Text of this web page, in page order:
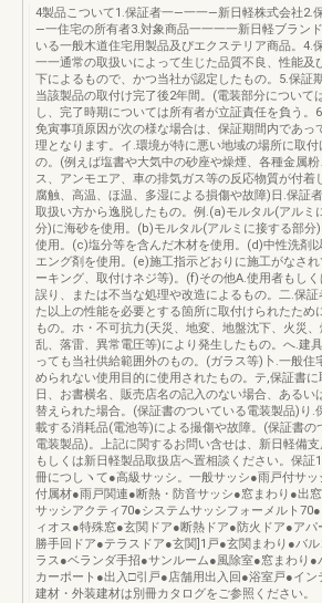
4製品こついて1.保証者一―一一―新日軽株式会社2.
―一住宅の所有者3.対象商品一一一一新日軽ブラン
いる一般木道住宅用製品及ぴエクステリア商品。4.
一一通常の取扱いによって生じた品質不良、性能及
下によるもので、かつ当社が認定したもの。5.保証
当該製品の取付け完了後2年間。(電装部分について
し、完了時期については所有者が立証責任を負う。
免寅事項原因が次の様な場合は、保証期間内であっ
理となります。イ.環境が特に悪い地域の場所に取付
の。(例えば塩書や大気中の砂座や燥煙、各種金属
ス、アンモエア、車の排気ガス等の反応物質が付着
腐触、高温、ほ温、多湿による損傷や故障)日.保証
取扱い方から逸脱したもの。例.(a)モルタル(アルミ
分)に海砂を使用。(b)モルタル(アルミに接する部分
使用。(c)塩分等を含んだ木材を使用。(d)中性洗剤
エング剤を使用。(e)施工指示どおりに施工がなされ
ーキング、取付けネジ等)。(f)その他A.使用者もし
誤り、または不当な処理や改造によるもの。二.保証
た以上の性能を必要とする箇所に取付けられたため
もの。ホ・不可抗力(天災、地変、地盤沈下、火災
乱、落雷、異常電圧等)により発生したもの。へ.建
っても当社供給範囲外のもの。(ガラス等)卜.一般住
められない使用目的に使用されたもの。テ,保証書に
日、お書横名、販売店名の記入のない場合、あるい
替えられた場合。(保証書のついている電装製品)り.
載する消耗品(電池等)による撮傷や故障。(保証書の
電装製品)。上記に関するお問い含せは、新日軽備
もしくは新日軽製品取扱店へ置相談ください。保証
冊につしヽて●高級サッシ。一般サッシ●雨戸付サッ
付属材●雨戸関連●断熱・防音サッシ●窓まわり●出
サッシアクティ70●システムサッシフォーメルト
ィオス●特殊窓●玄関ドア●断熱ドア●防火ドア●アパ
勝手回ドア●テラスドア●玄関]1戸●玄関まわり●バ
ラス●ベランダ手招●サンルーム●風除室●窓まわり●
カーポート●出入□引戸●店舗用出入回●浴室戸●イン
建材・外装建材は別冊カタログをご参照ください。